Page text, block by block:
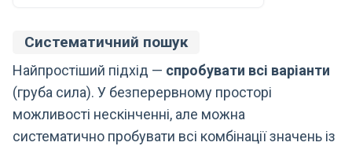
Систематичний пошук
Найпростіший підхід — спробувати всі варіанти
(груба сила). У безперервному просторі
можливості нескінченні, але можна
систематично пробувати всі комбінації значень із